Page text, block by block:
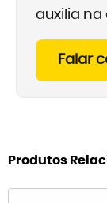
auxilia na
Falar
Produtos